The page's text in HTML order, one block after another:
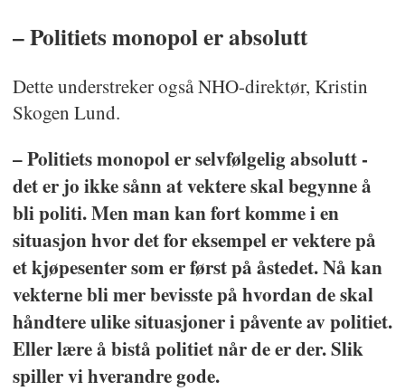
– Politiets monopol er absolutt
Dette understreker også NHO-direktør, Kristin
Skogen Lund.
– Politiets monopol er selvfølgelig absolutt -
det er jo ikke sånn at vektere skal begynne å
bli politi. Men man kan fort komme i en
situasjon hvor det for eksempel er vektere på
et kjøpesenter som er først på åstedet. Nå kan
vekterne bli mer bevisste på hvordan de skal
håndtere ulike situasjoner i påvente av politiet.
Eller lære å bistå politiet når de er der. Slik
spiller vi hverandre gode.